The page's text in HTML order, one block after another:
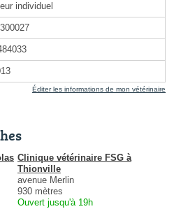
individuel
Éditer les informations de mon vétérinaire
Clinique vétérinaire FSG à
Thionville
avenue Merlin
930 mètres
Ouvert jusqu'à 19h